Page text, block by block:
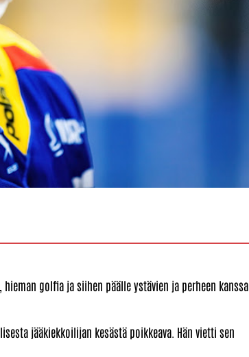
golfia ja siihen päälle ystävien ja perheen kanssa
jääkiekkoilijan kesästä poikkeava. Hän vietti sen